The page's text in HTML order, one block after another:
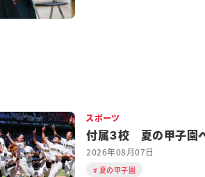
スポーツ
付属３校 夏の甲子園
2026年08月07日
夏の甲子園